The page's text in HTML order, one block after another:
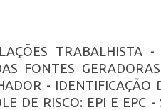
TRABALHISTA -
FONTES
- IDENTIFICAÇÃO
DE RISCO: EPI E EPC -